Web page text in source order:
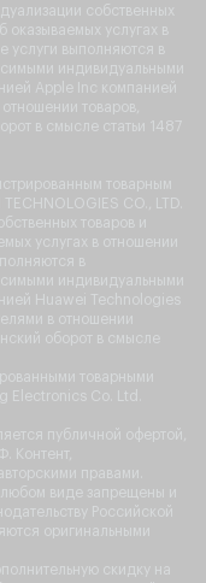
собственных
оказываемых услугах в
услуги выполняются в
индивидуальными
Apple Inc компанией
товаров,
в смысле статьи 1487
товарным
CO., LTD.
товаров и
услугах в отношении
в
индивидуальными
Huawei Technologies
в отношении
оборот в смысле
товарными
Electronics Co. Ltd.
публичной офертой,
Контент,
правами.
любом виде запрещены и
Российской
оригинальными
скидку на